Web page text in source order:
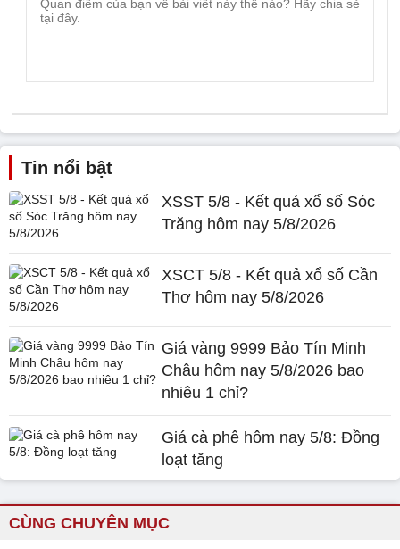
Tin nổi bật
XSST 5/8 - Kết quả xổ số Sóc
Trăng hôm nay 5/8/2026
XSCT 5/8 - Kết quả xổ số Cần
Thơ hôm nay 5/8/2026
Giá vàng 9999 Bảo Tín Minh
Châu hôm nay 5/8/2026 bao
nhiêu 1 chỉ?
Giá cà phê hôm nay 5/8: Đồng
loạt tăng
CÙNG CHUYÊN MỤC